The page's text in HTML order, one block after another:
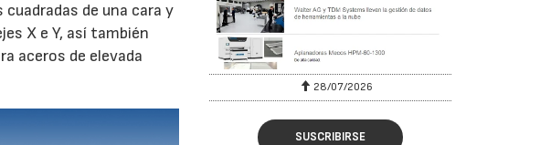
de una cara y
X e Y, así también
aceros de elevada
SUSCRIBIRSE